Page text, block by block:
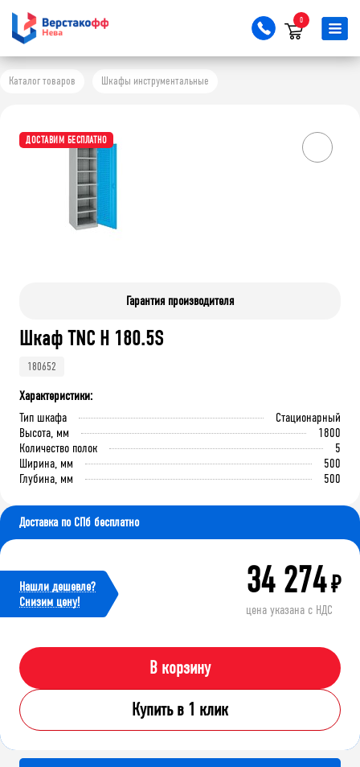
0
Каталог товаров Шкафы инструментальные
ДОСТАВИМ БЕСПЛАТНО
Гарантия производителя
Шкаф TNC H 180.5S
180652
Характеристики:
Тип шкафа
Стационарный
Высота, мм
1800
Количество полок
5
Ширина, мм
500
Глубина, мм
500
Доставка по СПб бесплатно
Нашли дешевле?
Cнизим цену!
34 274₽
цена указана с НДС
В корзину
Купить в 1 клик